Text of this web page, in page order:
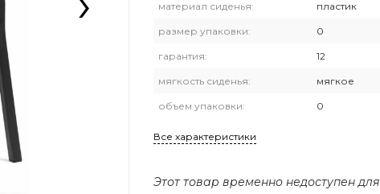
материал сиденья: пластик
размер упаковки: 0
гарантия: 12
мягкость сиденья: мягкое
объем упаковки: 0
Все характеристики
Этот товар временно недоступен для